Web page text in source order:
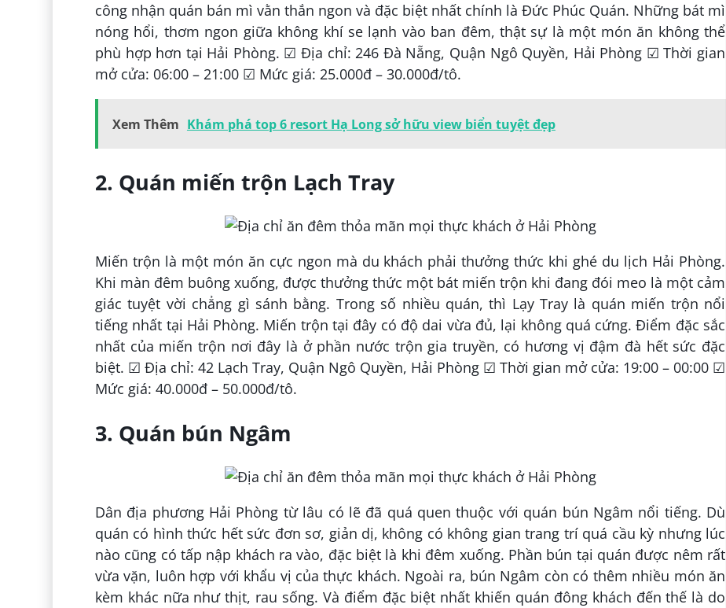
công nhận quán bán mì vằn thắn ngon và đặc biệt nhất chính là Đức Phúc Quán. Những bát mì
nóng hổi, thơm ngon giữa không khí se lạnh vào ban đêm, thật sự là một món ăn không thể
phù hợp hơn tại Hải Phòng. ☑ Địa chỉ: 246 Đà Nẵng, Quận Ngô Quyền, Hải Phòng ☑ Thời gian
mở cửa: 06:00 – 21:00 ☑ Mức giá: 25.000đ – 30.000đ/tô.
Xem Thêm Khám phá top 6 resort Hạ Long sở hữu view biển tuyệt đẹp
2. Quán miến trộn Lạch Tray
Miến trộn là một món ăn cực ngon mà du khách phải thưởng thức khi ghé du lịch Hải Phòng.
Khi màn đêm buông xuống, được thưởng thức một bát miến trộn khi đang đói meo là một cảm
giác tuyệt vời chẳng gì sánh bằng. Trong số nhiều quán, thì Lạy Tray là quán miến trộn nổi
tiếng nhất tại Hải Phòng. Miến trộn tại đây có độ dai vừa đủ, lại không quá cứng. Điểm đặc sắc
nhất của miến trộn nơi đây là ở phần nước trộn gia truyền, có hương vị đậm đà hết sức đặc
biệt. ☑ Địa chỉ: 42 Lạch Tray, Quận Ngô Quyền, Hải Phòng ☑ Thời gian mở cửa: 19:00 – 00:00 ☑
Mức giá: 40.000đ – 50.000đ/tô.
3. Quán bún Ngâm
Dân địa phương Hải Phòng từ lâu có lẽ đã quá quen thuộc với quán bún Ngâm nổi tiếng. Dù
quán có hình thức hết sức đơn sơ, giản dị, không có không gian trang trí quá cầu kỳ nhưng lúc
nào cũng có tấp nập khách ra vào, đặc biệt là khi đêm xuống. Phần bún tại quán được nêm rất
vừa vặn, luôn hợp với khẩu vị của thực khách. Ngoài ra, bún Ngâm còn có thêm nhiều món ăn
kèm khác nữa như thịt, rau sống. Và điểm đặc biệt nhất khiến quán đông khách đến thế là do